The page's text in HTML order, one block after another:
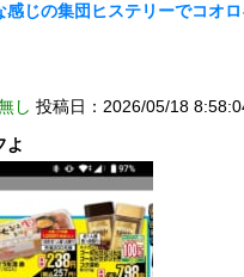
感じの集団ヒステリーでコオ
し 投稿日：2026/05/18